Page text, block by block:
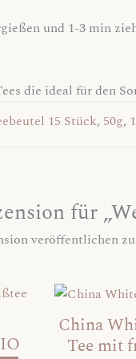
und 1-3 min
die ideal für den
15 Stück, 50g,
für
veröffentlichen
China
Tee mit